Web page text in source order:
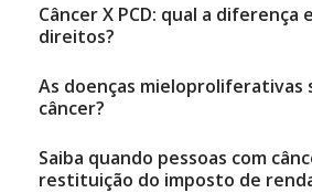
Câncer X PCD: qual a diferença
direitos?
As doenças mieloproliferativas
câncer?
Saiba quando pessoas com
restituição do imposto de